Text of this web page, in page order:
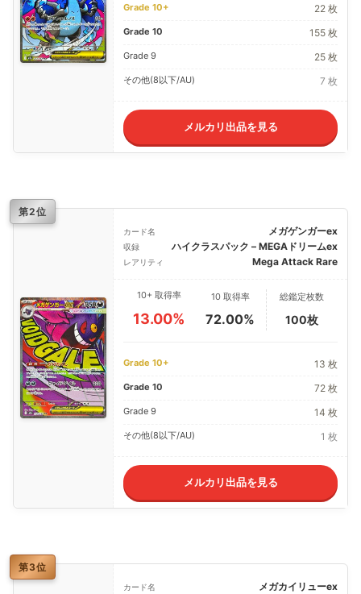
Grade 10+ 22 枚
Grade 10 155 枚
Grade 9 25 枚
その他(8以下/AU) 7 枚
メルカリ出品を見る
第2位
カード名 メガゲンガーex
収録 ハイクラスパック – MEGAドリームex
レアリティ Mega Attack Rare
10+ 取得率
13.00%
10 取得率
72.00%
総鑑定枚数
100枚
Grade 10+ 13 枚
Grade 10 72 枚
Grade 9 14 枚
その他(8以下/AU) 1 枚
メルカリ出品を見る
第3位
カード名 メガカイリューex